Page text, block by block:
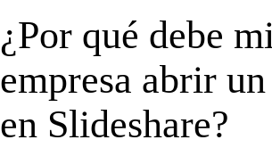
¿Por qué debe
empresa abrir
en Slideshare?